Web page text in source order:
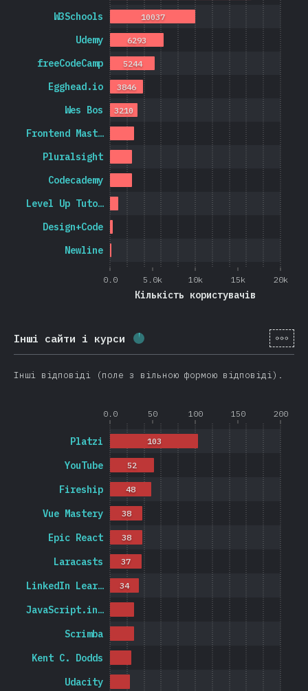
0.0 5.0k 10k 15k 20k
Кількість користувачів
Newline
Design+Code
Level Up Tuto…
Codecademy
Pluralsight
Frontend Mast…
Wes Bos
Egghead.io
freeCodeCamp
Udemy
W3Schools
3210
3846
5244
6293
10037
Інші сайти і курси Відсоток заповнення: 3.1% (
[ua-
Інші відповіді (поле з вільною формою відповіді).
0.0 50 100 150 200
Udacity
Kent C. Dodds
Scrimba
JavaScript.in…
LinkedIn Lear…
Laracasts
Epic React
Vue Mastery
Fireship
YouTube
Platzi
34
37
38
38
48
52
103